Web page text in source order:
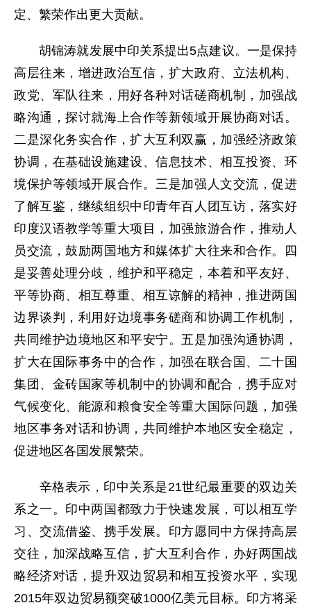
定、繁荣作出更大贡献。
胡锦涛就发展中印关系提出5点建议。一是保持
高层往来，增进政治互信，扩大政府、立法机构、
政党、军队往来，用好各种对话磋商机制，加强战
略沟通，探讨就海上合作等新领域开展协商对话。
二是深化务实合作，扩大互利双赢，加强经济政策
协调，在基础设施建设、信息技术、相互投资、环
境保护等领域开展合作。三是加强人文交流，促进
了解互鉴，继续组织中印青年百人团互访，落实好
印度汉语教学等重大项目，加强旅游合作，推动人
员交流，鼓励两国地方和媒体扩大往来和合作。四
是妥善处理分歧，维护和平稳定，本着和平友好、
平等协商、相互尊重、相互谅解的精神，推进两国
边界谈判，利用好边境事务磋商和协调工作机制，
共同维护边境地区和平安宁。五是加强沟通协调，
扩大在国际事务中的合作，加强在联合国、二十国
集团、金砖国家等机制中的协调和配合，携手应对
气候变化、能源和粮食安全等重大国际问题，加强
地区事务对话和协调，共同维护本地区安全稳定，
促进地区各国发展繁荣。
辛格表示，印中关系是21世纪最重要的双边关
系之一。印中两国都致力于快速发展，可以相互学
习、交流借鉴、携手发展。印方愿同中方保持高层
交往，加深战略互信，扩大互利合作，办好两国战
略经济对话，提升双边贸易和相互投资水平，实现
2015年双边贸易额突破1000亿美元目标。印方将采